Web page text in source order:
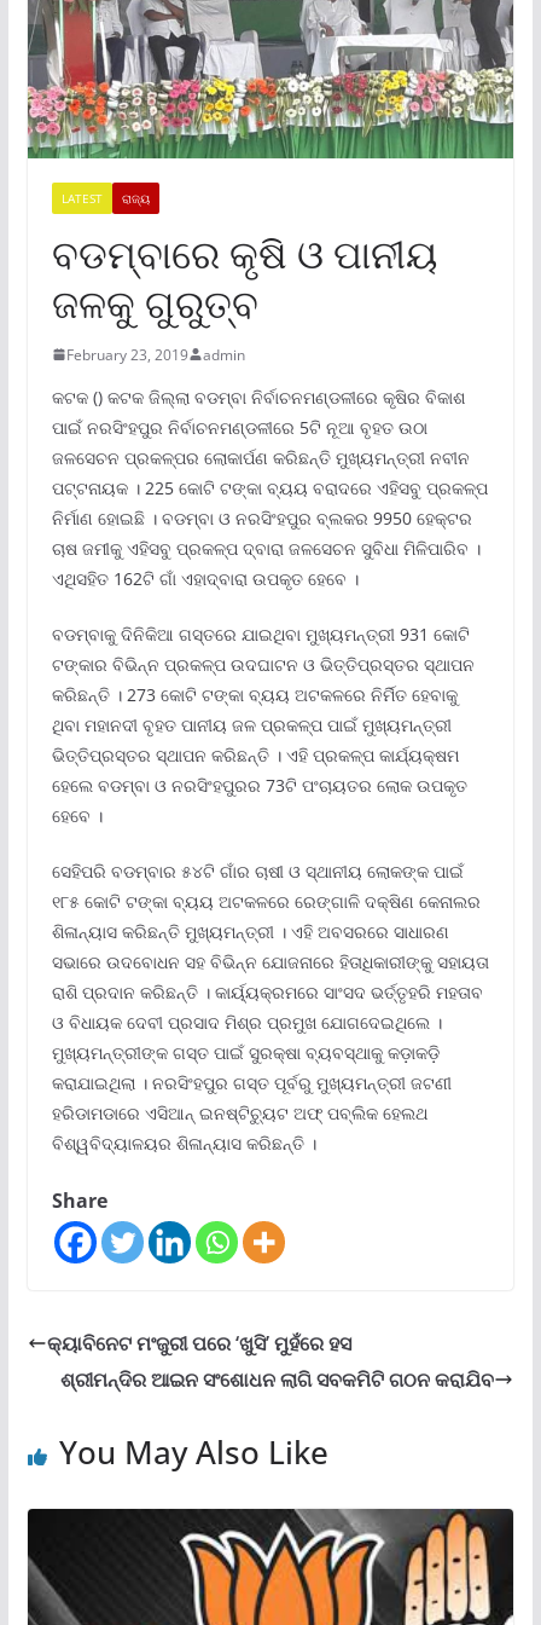
LATEST ରାଜ୍ୟ
ବଡମ୍ବାରେ କୃଷି ଓ ପାନୀୟ
ଜଳକୁ ଗୁରୁତ୍ବ
February 23, 2019 admin
କଟକ () କଟକ ଜିଲ୍ଲା ବଡମ୍ବା ନିର୍ବାଚନମଣ୍ଡଳୀରେ କୃଷିର ବିକାଶ
ପାଇଁ ନରସିଂହପୁର ନିର୍ବାଚନମଣ୍ଡଳୀରେ 5ଟି ନୂଆ ବୃହତ ଉଠା
ଜଳସେଚନ ପ୍ରକଳ୍ପର ଲୋକାର୍ପଣ କରିଛନ୍ତି ମୁଖ୍ୟମନ୍ତ୍ରୀ ନବୀନ
ପଟ୍ଟନାୟକ । 225 କୋଟି ଟଙ୍କା ବ୍ୟୟ ବରାଦରେ ଏହିସବୁ ପ୍ରକଳ୍ପ
ନିର୍ମାଣ ହୋଇଛି । ବଡମ୍ବା ଓ ନରସିଂହପୁର ବ୍ଲକର 9950 ହେକ୍ଟର
ଚାଷ ଜମୀକୁ ଏହିସବୁ ପ୍ରକଳ୍ପ ଦ୍ବାରା ଜଳସେଚନ ସୁବିଧା ମିଳିପାରିବ ।
ଏଥିସହିତ 162ଟି ଗାଁ ଏହାଦ୍ବାରା ଉପକୃତ ହେବେ ।
ବଡମ୍ବାକୁ ଦିନିକିଆ ଗସ୍ତରେ ଯାଇଥିବା ମୁଖ୍ୟମନ୍ତ୍ରୀ 931 କୋଟି
ଟଙ୍କାର ବିଭିନ୍ନ ପ୍ରକଳ୍ପ ଉଦଘାଟନ ଓ ଭିତ୍ତିପ୍ରସ୍ତର ସ୍ଥାପନ
କରିଛନ୍ତି । 273 କୋଟି ଟଙ୍କା ବ୍ୟୟ ଅଟକଳରେ ନିର୍ମିତ ହେବାକୁ
ଥିବା ମହାନଦୀ ବୃହତ ପାନୀୟ ଜଳ ପ୍ରକଳ୍ପ ପାଇଁ ମୁଖ୍ୟମନ୍ତ୍ରୀ
ଭିତ୍ତିପ୍ରସ୍ତର ସ୍ଥାପନ କରିଛନ୍ତି । ଏହି ପ୍ରକଳ୍ପ କାର୍ଯ୍ୟକ୍ଷମ
ହେଲେ ବଡମ୍ବା ଓ ନରସିଂହପୁରର 73ଟି ପଂଚାୟତର ଲୋକ ଉପକୃତ
ହେବେ ।
ସେହିପରି ବଡମ୍ବାର ୫୪ଟି ଗାଁର ଚାଷୀ ଓ ସ୍ଥାନୀୟ ଲୋକଙ୍କ ପାଇଁ
୧୮୫ କୋଟି ଟଙ୍କା ବ୍ୟୟ ଅଟକଳରେ ରେଙ୍ଗାଳି ଦକ୍ଷିଣ କେନାଲର
ଶିଳାନ୍ୟାସ କରିଛନ୍ତି ମୁଖ୍ୟମନ୍ତ୍ରୀ । ଏହି ଅବସରରେ ସାଧାରଣ
ସଭାରେ ଉଦବୋଧନ ସହ ବିଭିନ୍ନ ଯୋଜନାରେ ହିତାଧିକାରୀଙ୍କୁ ସହାୟତା
ରାଶି ପ୍ରଦାନ କରିଛନ୍ତି । କାର୍ୟ୍ୟକ୍ରମରେ ସାଂସଦ ଭର୍ତ୍ତୃହରି ମହତାବ
ଓ ବିଧାୟକ ଦେବୀ ପ୍ରସାଦ ମିଶ୍ର ପ୍ରମୁଖ ଯୋଗଦେଇଥିଲେ ।
ମୁଖ୍ୟମନ୍ତ୍ରୀଙ୍କ ଗସ୍ତ ପାଇଁ ସୁରକ୍ଷା ବ୍ୟବସ୍ଥାକୁ କଡ଼ାକଡ଼ି
କରାଯାଇଥିଲା । ନରସିଂହପୁର ଗସ୍ତ ପୂର୍ବରୁ ମୁଖ୍ୟମନ୍ତ୍ରୀ ଜଟଣୀ
ହରିଡାମଡାରେ ଏସିଆନ୍ ଇନଷ୍ଟିଚ୍ୟୁଟ ଅଫ୍ ପବ୍ଲିକ ହେଲଥ
ବିଶ୍ୱବିଦ୍ୟାଳୟର ଶିଳାନ୍ୟାସ କରିଛନ୍ତି ।
Share
କ୍ୟାବିନେଟ ମଂଜୁରୀ ପରେ ‘ଖୁସି’ ମୁହଁରେ ହସ
ଶ୍ରୀମନ୍ଦିର ଆଇନ ସଂଶୋଧନ ଲାଗି ସବକମିଟି ଗଠନ କରାଯିବ
You May Also Like